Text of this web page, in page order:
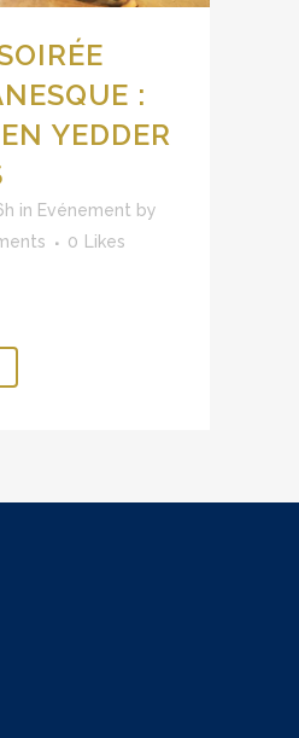
:
YEDDER
in Evénement by
0 Likes